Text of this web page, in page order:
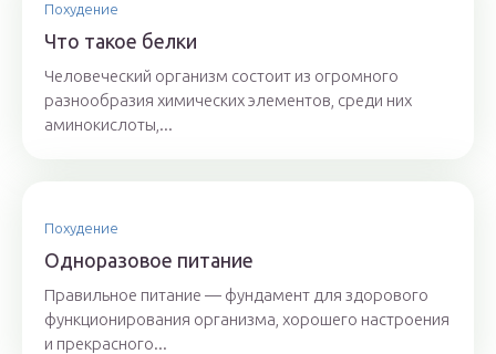
Похудение
Что такое белки
Человеческий организм состоит из огромного
разнообразия химических элементов, среди них
аминокислоты,...
Похудение
Одноразовое питание
Правильное питание — фундамент для здорового
функционирования организма, хорошего настроения
и прекрасного...